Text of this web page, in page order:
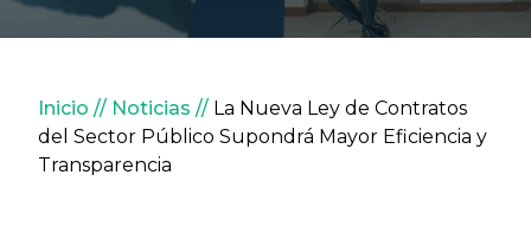
Sobrescribir enlaces de
Inicio Noticias
La Nueva Ley de Contratos
del Sector Público Supondrá Mayor Eficiencia y
Transparencia